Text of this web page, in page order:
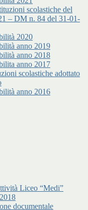
scolastiche del
– DM n. 84 del 31-01-
2020
anno 2019
anno 2018
anno 2017
scolastiche adottato
anno 2016
Liceo “Medi”
documentale